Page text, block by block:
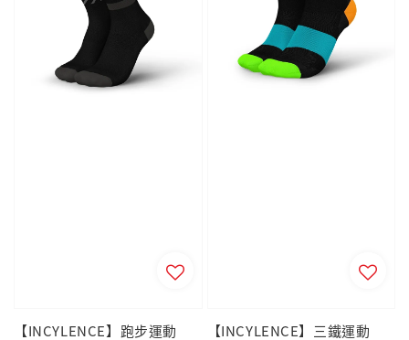
【INCYLENCE】跑步運動
【INCYLENCE】三鐵運動